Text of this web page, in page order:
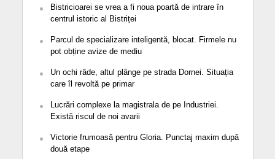
Bistricioarei se vrea a fi noua poartă de intrare în
centrul istoric al Bistriței
Parcul de specializare inteligentă, blocat. Firmele nu
pot obține avize de mediu
Un ochi râde, altul plânge pe strada Dornei. Situația
care îl revoltă pe primar
Lucrări complexe la magistrala de pe Industriei.
Există riscul de noi avarii
Victorie frumoasă pentru Gloria. Punctaj maxim după
două etape